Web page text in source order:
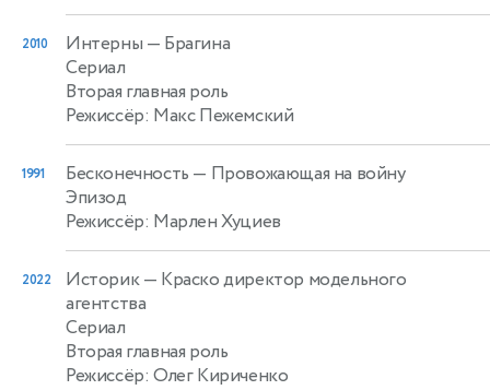
2010 Интерны — Брагина
Сериал
Вторая главная роль
Режиссёр: Макс Пежемский
1991 Бесконечность — Провожающая на войну
Эпизод
Режиссёр: Марлен Хуциев
2022 Историк— Краско директор модельного
агентства
Сериал
Вторая главная роль
Режиссёр: Олег Кириченко